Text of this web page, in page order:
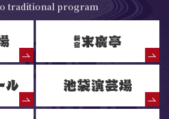
traditional program